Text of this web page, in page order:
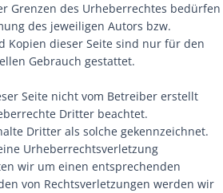
Grenzen des Urheberrechtes bedürfen
des jeweiligen Autors bzw.
Kopien dieser Seite sind nur für den
Gebrauch gestattet.
Seite nicht vom Betreiber erstellt
Dritter beachtet.
Dritter als solche gekennzeichnet.
Urheberrechtsverletzung
wir um einen entsprechenden
von Rechtsverletzungen werden wir